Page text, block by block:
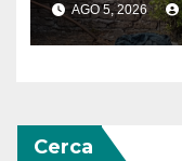
AGO 5, 2026
Cerca